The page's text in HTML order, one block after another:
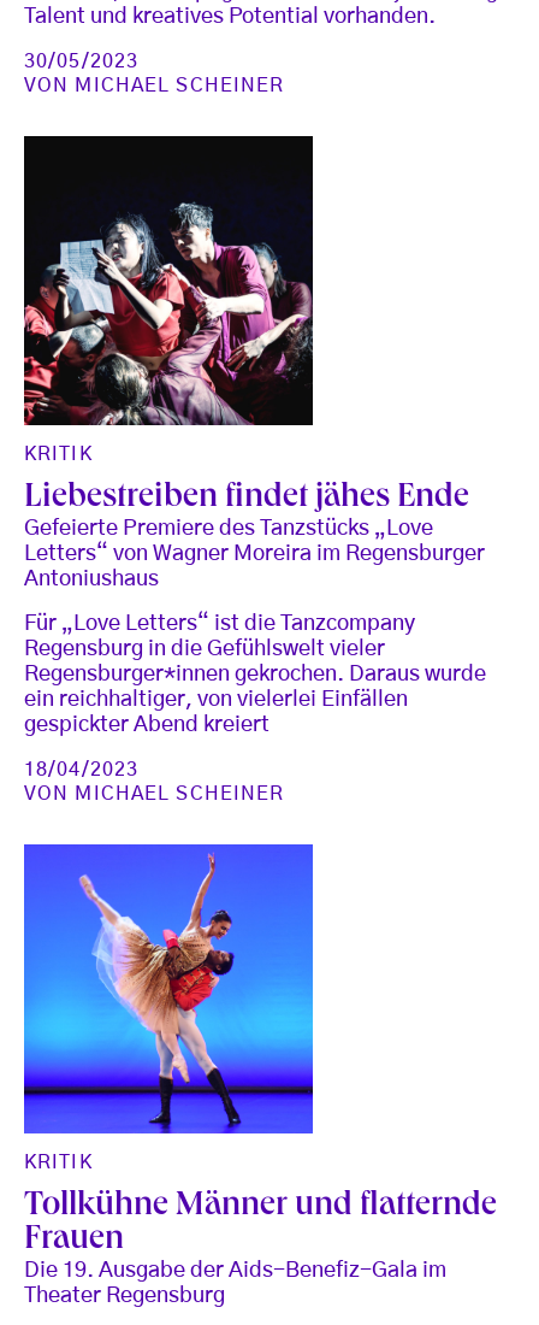
Talent und kreatives Potential vorhanden.
30/05/2023
VON MICHAEL SCHEINER
KRITIK
Liebestreiben findet jähes Ende
Gefeierte Premiere des Tanzstücks „Love
Letters“ von Wagner Moreira im Regensburger
Antoniushaus
Für „Love Letters“ ist die Tanzcompany
Regensburg in die Gefühlswelt vieler
Regensburger*innen gekrochen. Daraus wurde
ein reichhaltiger, von vielerlei Einfällen
gespickter Abend kreiert
18/04/2023
VON MICHAEL SCHEINER
KRITIK
Tollkühne Männer und flatternde
Frauen
Die 19. Ausgabe der Aids-Benefiz-Gala im
Theater Regensburg